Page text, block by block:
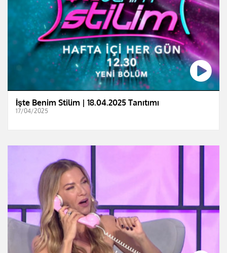
İşte Benim Stilim | 18.04.2025 Tanıtımı
17/04/2025